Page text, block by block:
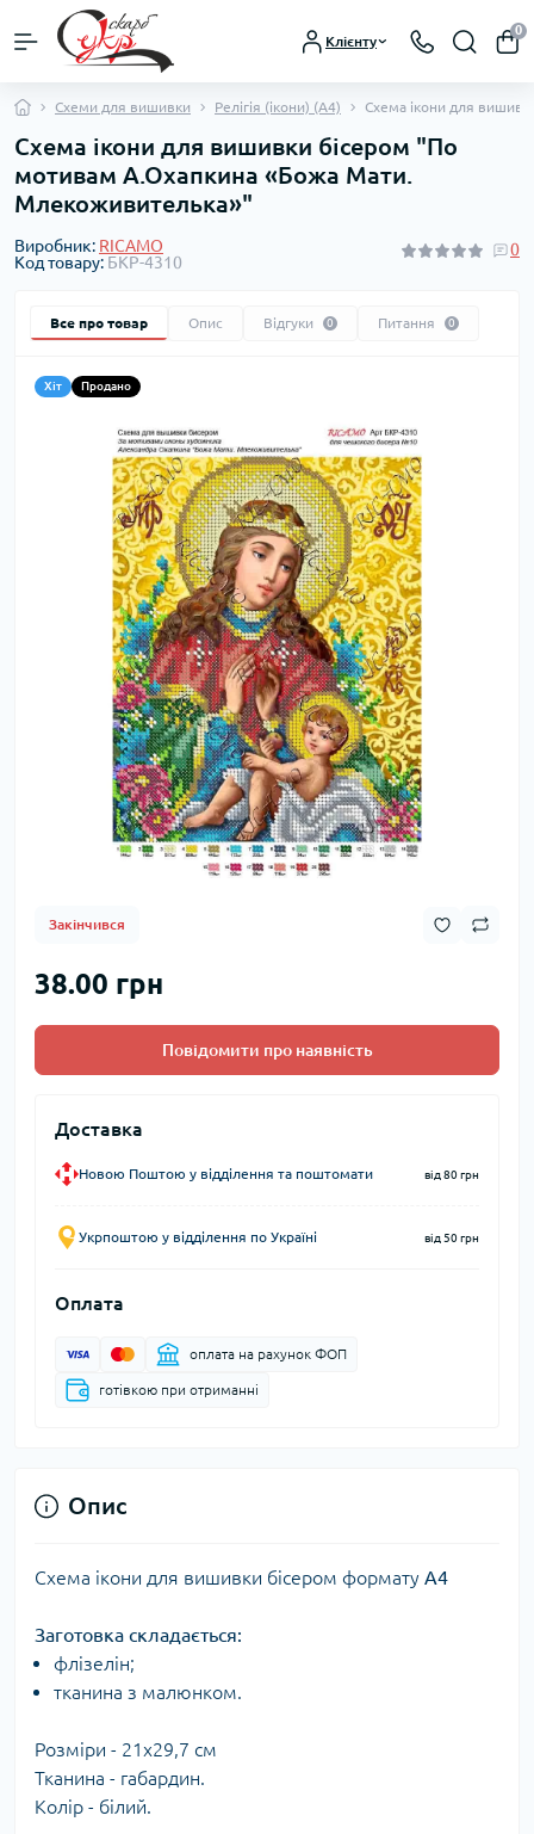
Клієнту
0
Схеми для вишивки Релігія (ікони) (А4) Схема ікони для
Схема ікони для вишивки бісером "По
мотивам А.Охапкина «Божа Мати.
Млекоживителька»"
Виробник: RICAMO
Код товару: БКР-4310
0
Все про товар Опис Відгуки 0 Питання 0
Хіт Продано
Закінчився
38.00 грн
Повідомити про наявність
Доставка
Новою Поштою у відділення та поштомати від 80 грн
Укрпоштою у відділення по Україні від 50 грн
Оплата
оплата на рахунок ФОП
готівкою при отриманні
Опис
Схема ікони для вишивки бісером формату А4
Заготовка складається:​
флізелін;
тканина з малюнком.
Розміри - 21x29,7 см
Тканина - габардин.
Колір - білий.